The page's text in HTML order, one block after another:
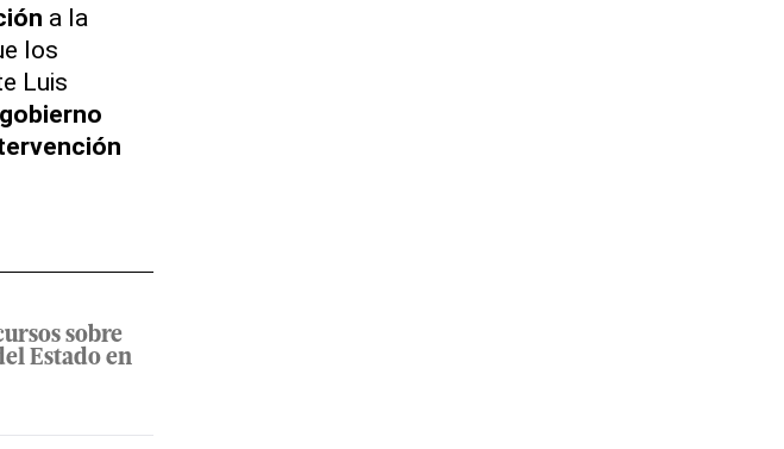
a la
los
Luis
gobierno
sobre
Estado en